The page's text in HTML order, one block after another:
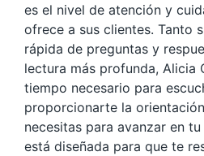
es el nivel de atención y
ofrece a sus clientes. Tanto
rápida de preguntas y
lectura más profunda, Alicia
tiempo necesario para
proporcionarte la
necesitas para avanzar en
está diseñada para que te